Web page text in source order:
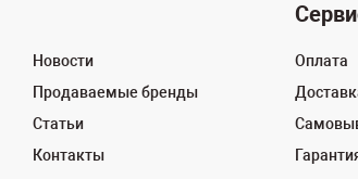
Новости
Продаваемые бренды
Статьи
Контакты
Оплата